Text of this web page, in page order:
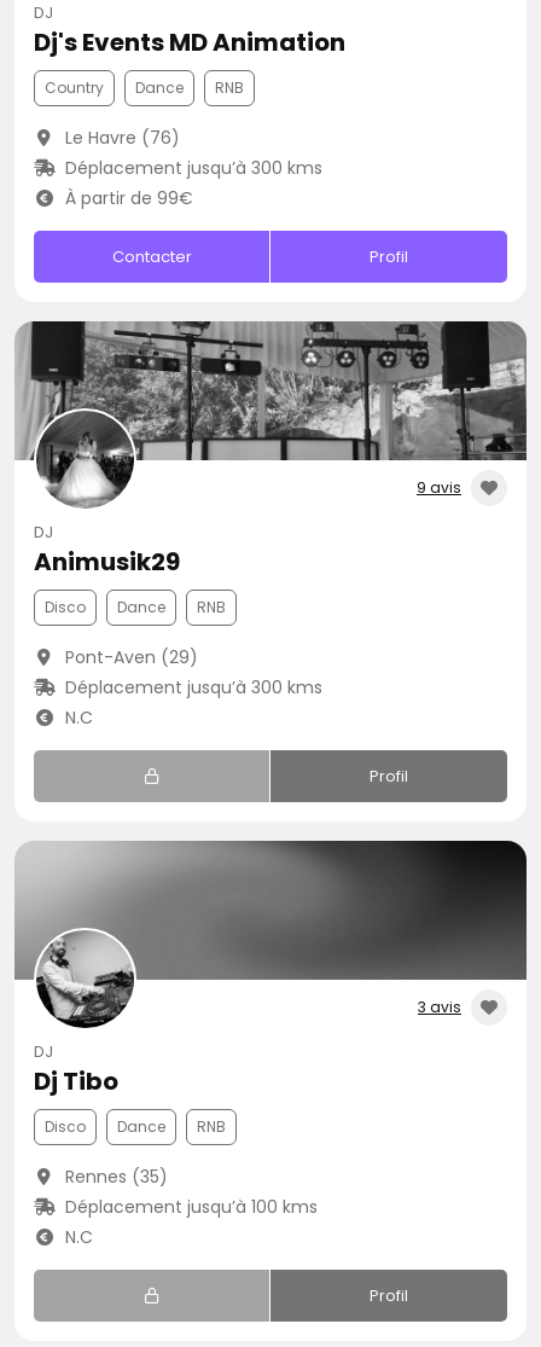
DJ
Dj's Events MD Animation
Country Dance RNB
Le Havre (76)
Déplacement jusqu’à 300 kms
À partir de 99€
Contacter Profil
9 avis
DJ
Animusik29
Disco Dance RNB
Pont-Aven (29)
Déplacement jusqu’à 300 kms
N.C
Profil
3 avis
DJ
Dj Tibo
Disco Dance RNB
Rennes (35)
Déplacement jusqu’à 100 kms
N.C
Profil